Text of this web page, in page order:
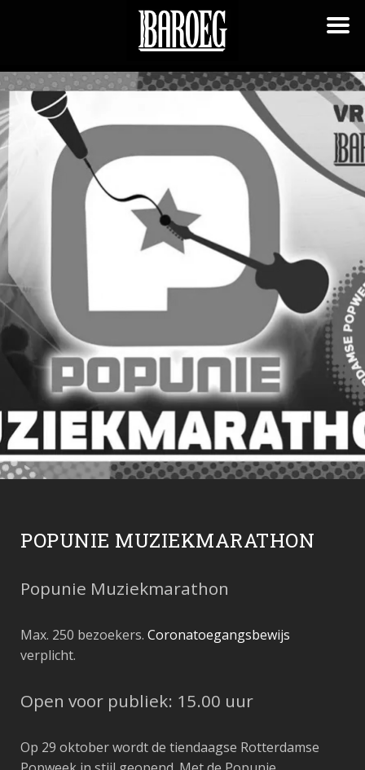
POPUNIE MUZIEKMARATHON
Popunie Muziekmarathon
Max. 250 bezoekers. Coronatoegangsbewijs
verplicht.
Open voor publiek: 15.00 uur
Op 29 oktober wordt de tiendaagse Rotterdamse